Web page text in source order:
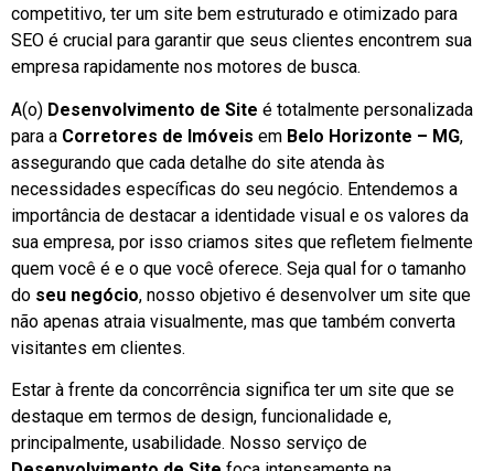
competitivo, ter um site bem estruturado e otimizado para
SEO é crucial para garantir que seus clientes encontrem sua
empresa rapidamente nos motores de busca.
A(o) Desenvolvimento de Site é totalmente personalizada
para a Corretores de Imóveis em Belo Horizonte – MG,
assegurando que cada detalhe do site atenda às
necessidades específicas do seu negócio. Entendemos a
importância de destacar a identidade visual e os valores da
sua empresa, por isso criamos sites que refletem fielmente
quem você é e o que você oferece. Seja qual for o tamanho
do seu negócio, nosso objetivo é desenvolver um site que
não apenas atraia visualmente, mas que também converta
visitantes em clientes.
Estar à frente da concorrência significa ter um site que se
destaque em termos de design, funcionalidade e,
principalmente, usabilidade. Nosso serviço de